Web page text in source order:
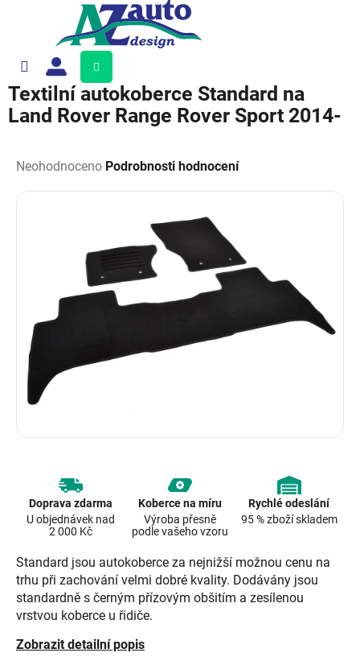
Nákupní
košík
Textilní autokoberce Standard na
Land Rover Range Rover Sport 2014-
hodnocení
je
Neohodnoceno Podrobnosti hodnocení
Standard jsou autokoberce za nejnižší možnou cenu na
trhu při zachování velmi dobré kvality. Dodávány jsou
standardně s černým přízovým obšitím a zesílenou
vrstvou koberce u řidiče.
Zobrazit detailní popis
Doprava zdarma
U objednávek nad
2 000 Kč
Koberce na míru
Výroba přesně
podle vašeho vzoru
Rychlé odeslání
95 % zboží skladem